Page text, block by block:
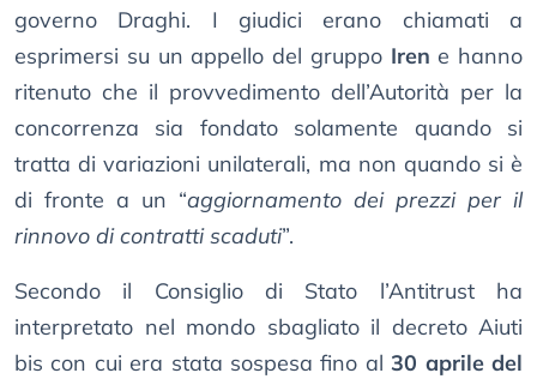
governo Draghi. I giudici erano chiamati a
esprimersi su un appello del gruppo Iren e hanno
ritenuto che il provvedimento dell’Autorità per la
concorrenza sia fondato solamente quando si
tratta di variazioni unilaterali, ma non quando si è
di fronte a un “aggiornamento dei prezzi per il
rinnovo di contratti scaduti”.
Secondo il Consiglio di Stato l’Antitrust ha
interpretato nel mondo sbagliato il decreto Aiuti
bis con cui era stata sospesa fino al30 aprile del